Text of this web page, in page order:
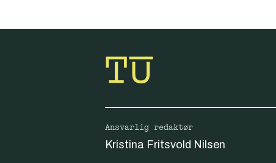
Ansvarlig redaktør
Kristina Fritsvold Nilsen